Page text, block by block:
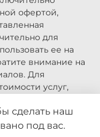
офертой,
для
ее на
внимание на
Для
услуг,
связи.
как справочная
сделать наш
под вас.